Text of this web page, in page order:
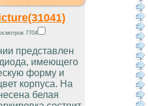
7704
представлен
имеющего
форму и
корпуса. На
белая